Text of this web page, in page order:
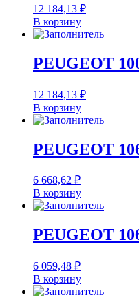
12 184,13 ₽
В корзину
PEUGEOT
12 184,13 ₽
В корзину
PEUGEOT
6 668,62 ₽
В корзину
PEUGEOT
6 059,48 ₽
В корзину